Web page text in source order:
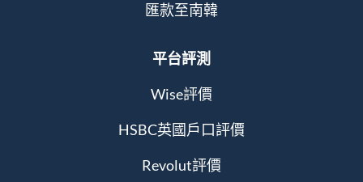
匯款至南韓
平台評測
Wise評價
HSBC英國戶口評價
Revolut評價